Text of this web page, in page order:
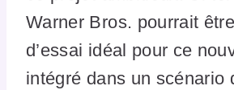
Warner Bros. pourrait
d’essai idéal pour ce
intégré dans un scénario